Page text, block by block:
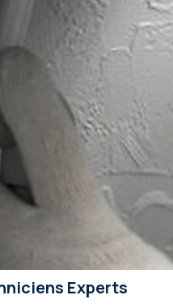
Experts